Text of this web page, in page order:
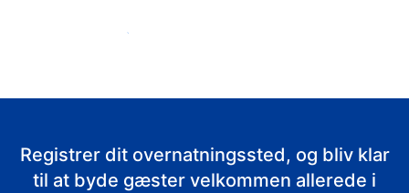
Begynd at tage imod gæster
Registrer dit overnatningssted, og bliv klar
til at byde gæster velkommen allerede i